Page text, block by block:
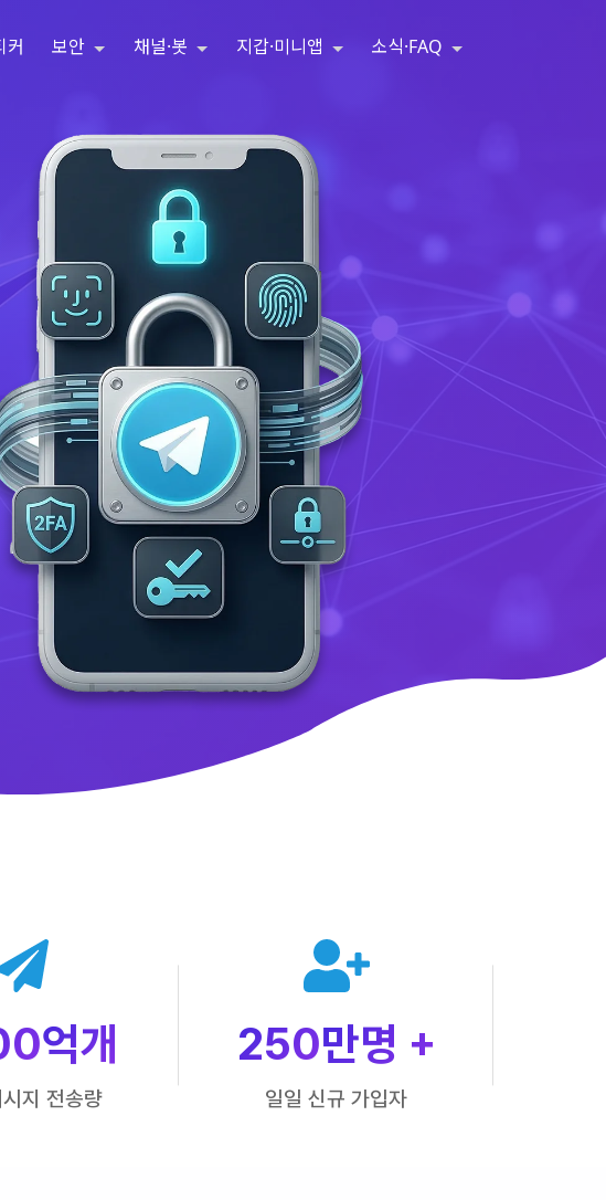
커 보안 채널·봇 지갑·미니앱 소식·FAQ
억개
지 전송량
250만명 +
일일 신규 가입자